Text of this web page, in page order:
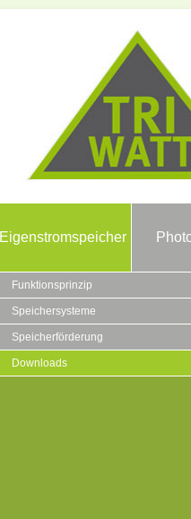
Eigenstromspeicher
Funktionsprinzip
Speichersysteme
Speicherförderung
Downloads